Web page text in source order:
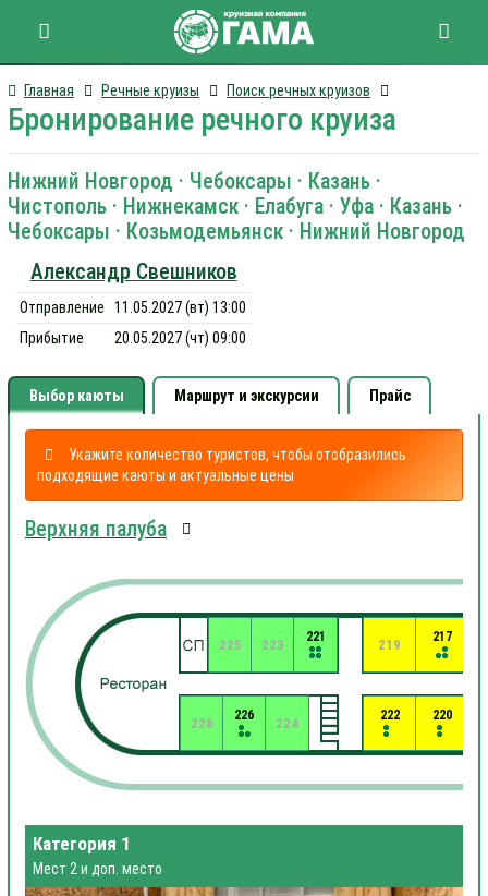
Главная Речные круизы Поиск речных круизов
Бронирование речного круиза
Нижний Новгород · Чебоксары · Казань ·
Чистополь · Нижнекамск · Елабуга · Уфа · Казань ·
Чебоксары · Козьмодемьянск · Нижний Новгород
Александр Свешников
Отправление
11.05.2027 (вт) 13:00
Прибытие
20.05.2027 (чт) 09:00
Выбор каюты Маршрут и экскурсии Прайс
Укажите количество туристов, чтобы отобразились
подходящие каюты и актуальные цены
Верхняя палуба
217
219
220
221
222
223
224
225
226
228
Категория 1
Мест 2 и доп. место